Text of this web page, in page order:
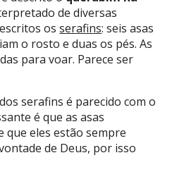
de diversas
osserafins: seis asas
o rosto e duas os pés. As
para voar. Parece ser
serafins é parecido com o
é que as asas
que eles estão sempre
de Deus, por isso